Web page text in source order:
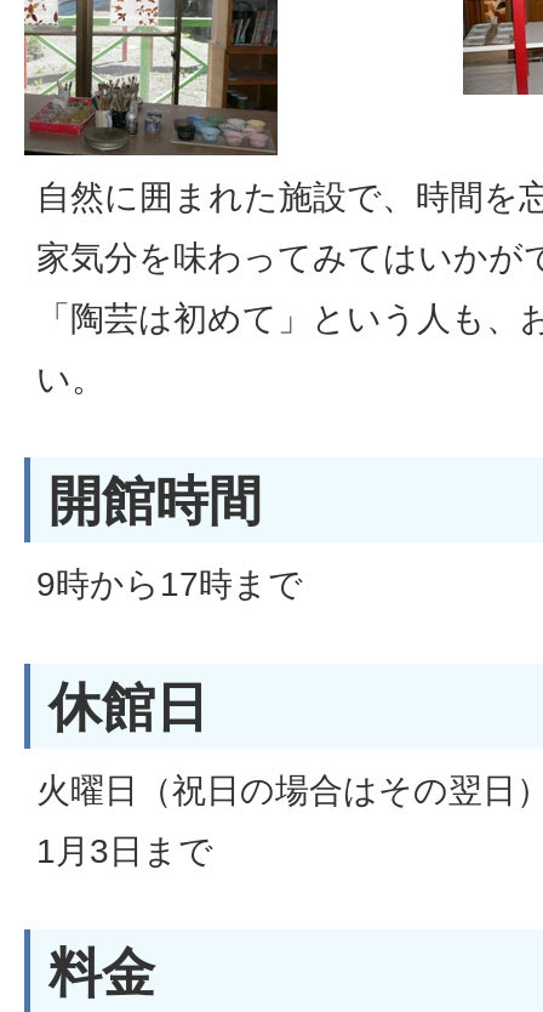
自然に囲まれた施設で、時間を
家気分を味わってみてはいかが
「陶芸は初めて」という人も
い。
開館時間
9時から17時まで
休館日
火曜日（祝日の場合はその翌日
1月3日まで
料金